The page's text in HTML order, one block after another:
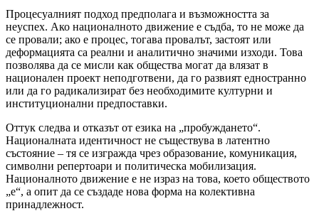
Процесуалният подход предполага и възможността за
неуспех. Ако националното движение е съдба, то не може да
се провали; ако е процес, тогава провалът, застоят или
деформацията са реални и аналитично значими изходи. Това
позволява да се мисли как общества могат да влязат в
национален проект неподготвени, да го развият едностранно
или да го радикализират без необходимите културни и
институционални предпоставки.
Оттук следва и отказът от езика на „пробуждането“.
Националната идентичност не съществува в латентно
състояние – тя се изгражда чрез образование, комуникация,
символни репертоари и политическа мобилизация.
Националното движение е не израз на това, което обществото
„е“, а опит да се създаде нова форма на колективна
принадлежност.